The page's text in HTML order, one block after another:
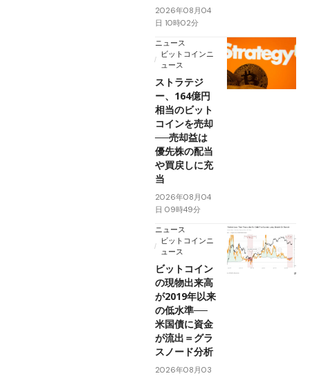
2026年08月04
日 10時02分
ニュース
ビットコインニ
ュース
ストラテジ
ー、164億円
相当のビット
コインを売却
──売却益は
優先株の配当
や買戻しに充
当
2026年08月04
日 09時49分
ニュース
ビットコインニ
ュース
ビットコイン
の現物出来高
が2019年以来
の低水準──
米国債に資金
が流出＝グラ
スノード分析
2026年08月03